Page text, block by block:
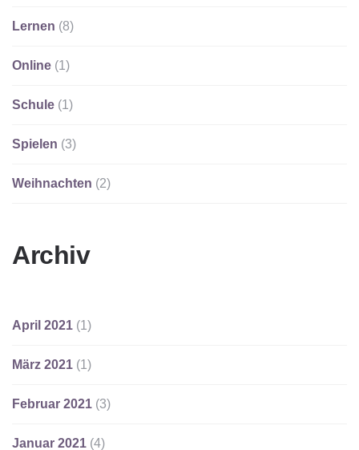
Lernen (8)
Online (1)
Schule (1)
Spielen (3)
Weihnachten (2)
Archiv
April 2021 (1)
März 2021 (1)
Februar 2021 (3)
Januar 2021 (4)